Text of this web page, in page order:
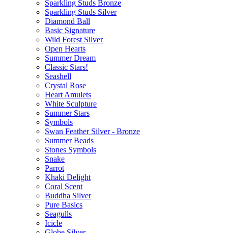
Sparkling Studs Bronze
Sparkling Studs Silver
Diamond Ball
Basic Signature
Wild Forest Silver
Open Hearts
Summer Dream
Classic Stars!
Seashell
Crystal Rose
Heart Amulets
White Sculpture
Summer Stars
Symbols
Swan Feather Silver - Bronze
Summer Beads
Stones Symbols
Snake
Parrot
Khaki Delight
Coral Scent
Buddha Silver
Pure Basics
Seagulls
Icicle